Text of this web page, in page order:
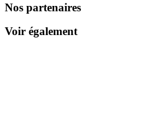
Nos partenaires
Voir également